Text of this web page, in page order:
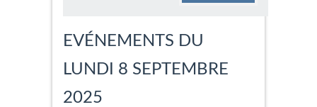
EVÉNEMENTS DU
LUNDI 8 SEPTEMBRE
2025